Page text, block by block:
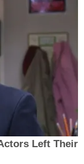
Left Their